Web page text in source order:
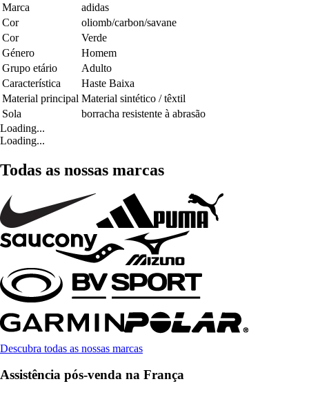
Marca
adidas
Cor
oliomb/carbon/savane
Cor
Verde
Género
Homem
Grupo etário
Adulto
Característica
Haste Baixa
Material principal Material sintético / têxtil
Sola
borracha resistente à abrasão
Loading...
Loading...
Todas as nossas marcas
Descubra todas as nossas marcas
Assistência pós-venda na França